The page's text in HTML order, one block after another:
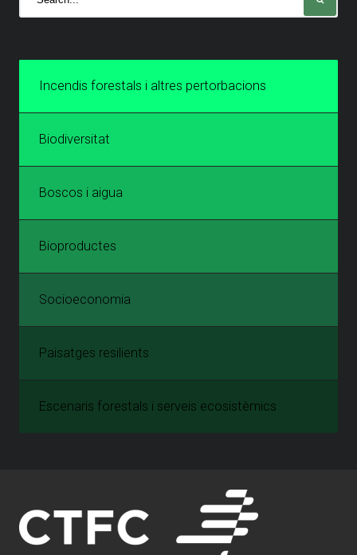
Incendis forestals i altres pertorbacions
Biodiversitat
Boscos i aigua
Bioproductes
Socioeconomia
Paisatges resilients
Escenaris forestals i serveis ecosistèmics